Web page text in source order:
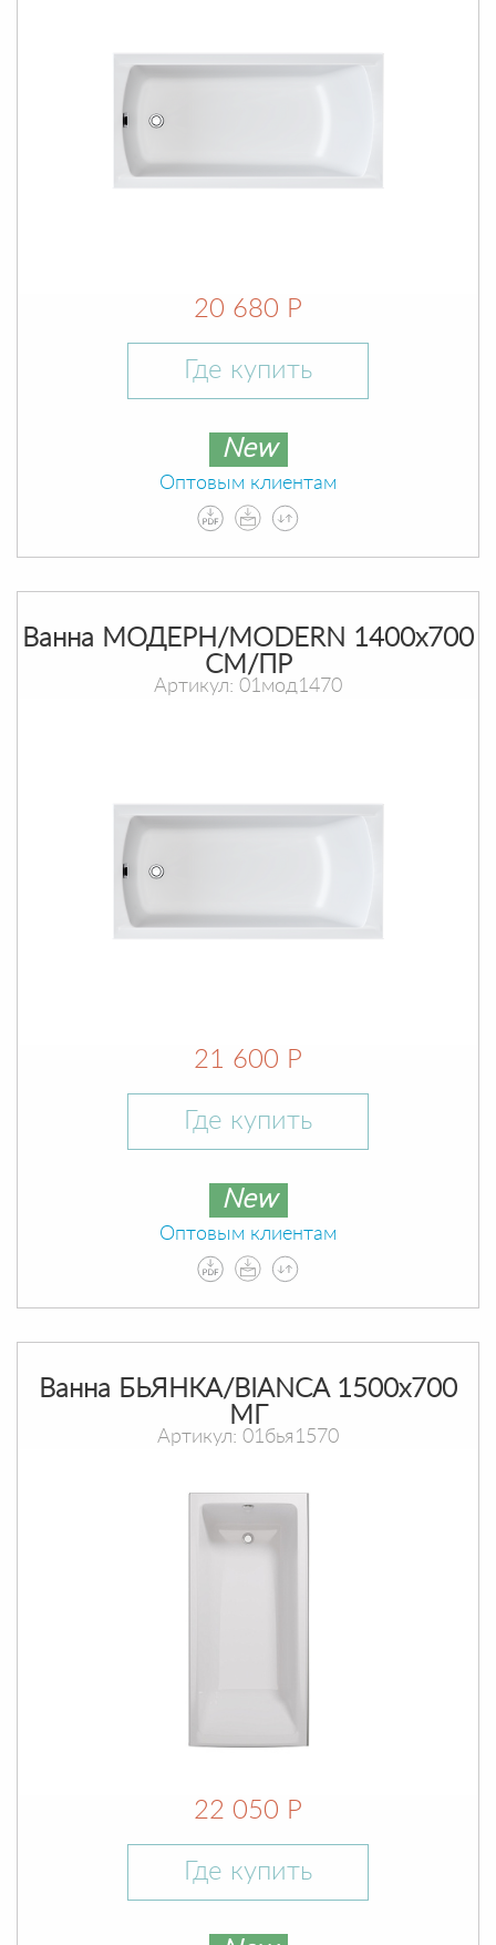
20 680 Р
Где купить
New
Оптовым клиентам
Ванна МОДЕРН/MODERN 1400х700
СМ/ПР
Артикул: 01мод1470
21 600 Р
Где купить
New
Оптовым клиентам
Ванна БЬЯНКА/BIANCA 1500х700
МГ
Артикул: 01бья1570
22 050 Р
Где купить